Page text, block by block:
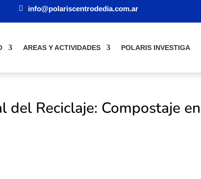
info@polariscentrodedia.com.ar
AREAS Y ACTIVIDADES POLARIS INVESTIGA
del Reciclaje: Compostaje en